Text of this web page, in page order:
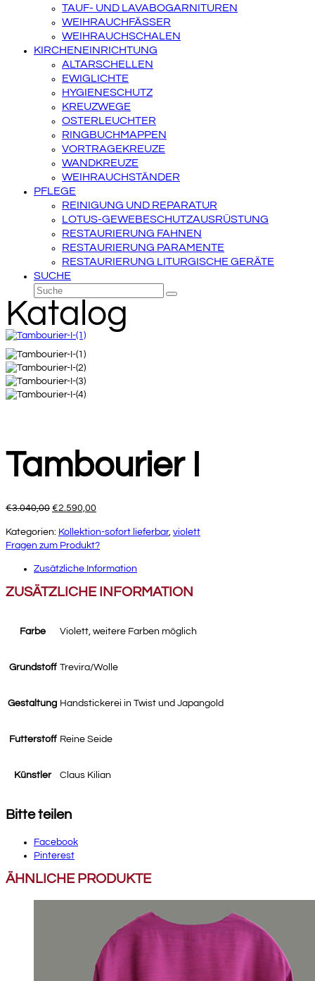
TAUF- UND LAVABOGARNITUREN
WEIHRAUCHFÄSSER
WEIHRAUCHSCHALEN
KIRCHENEINRICHTUNG
ALTARSCHELLEN
EWIGLICHTE
HYGIENESCHUTZ
KREUZWEGE
OSTERLEUCHTER
RINGBUCHMAPPEN
VORTRAGEKREUZE
WANDKREUZE
WEIHRAUCHSTÄNDER
PFLEGE
REINIGUNG UND REPARATUR
LOTUS-GEWEBESCHUTZAUSRÜSTUNG
RESTAURIERUNG FAHNEN
RESTAURIERUNG PARAMENTE
RESTAURIERUNG LITURGISCHE GERÄTE
SUCHE
Suche
Senden
Katalog
Tambourier I
€3.040,00 Ursprünglicher
war:
€3.040,00
€2.590,00
ist:
€2.590,00.
Kategorien: Kollektion-sofort lieferbar, violett
Fragen zum Produkt?
Zusätzliche Information
ZUSÄTZLICHE INFORMATION
Farbe Violett, weitere Farben möglich
Grundstoff Trevira/Wolle
Gestaltung Handstickerei in Twist und Japangold
Futterstoff Reine Seide
Künstler Claus Kilian
Bitte teilen
Facebook
Pinterest
ÄHNLICHE PRODUKTE